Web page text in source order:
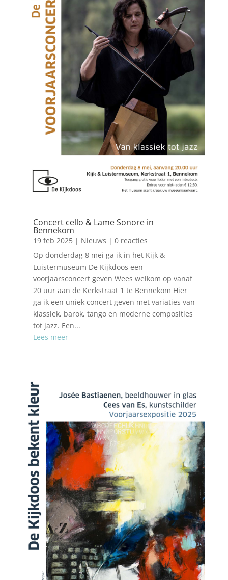
Concert cello & Lame Sonore in
Bennekom
19 feb 2025| Nieuws | 0 reacties
Op donderdag 8 mei ga ik in het Kijk &
Luistermuseum De Kijkdoos een
voorjaarsconcert geven Wees welkom op vanaf
20 uur aan de Kerkstraat 1 te Bennekom Hier
ga ik een uniek concert geven met variaties van
klassiek, barok, tango en moderne composities
tot jazz. Een...
Lees meer